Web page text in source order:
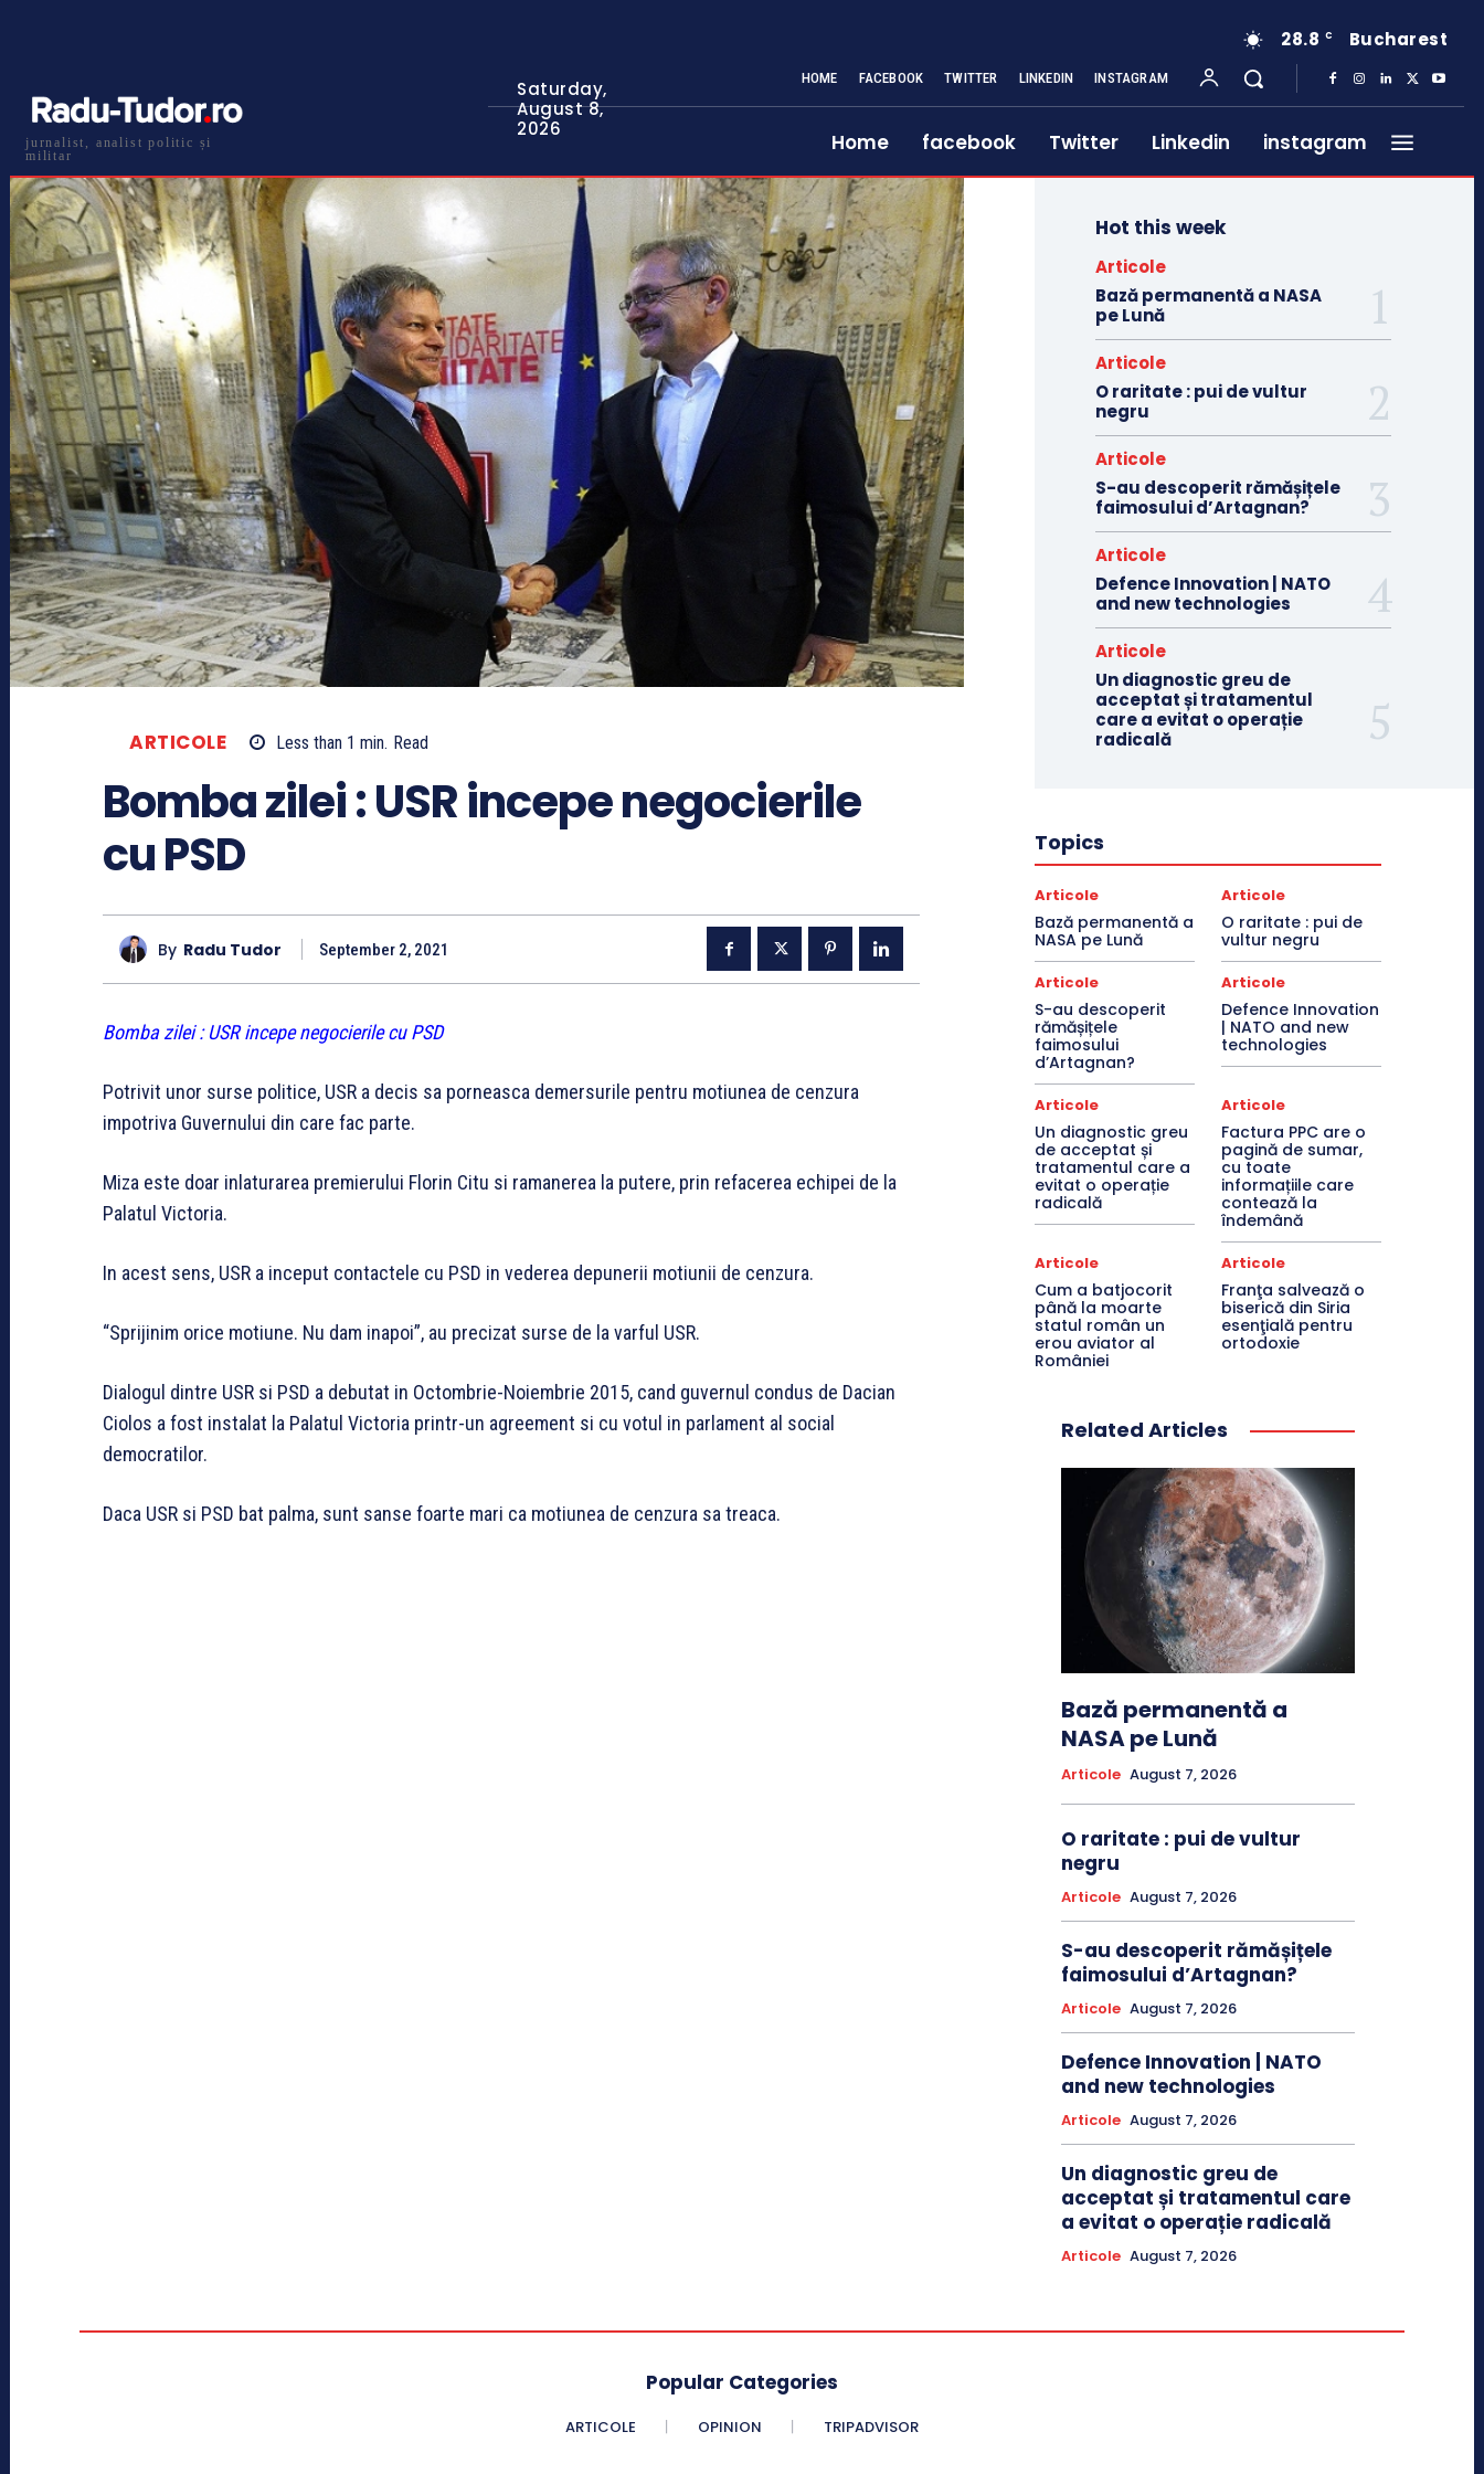
jurnalist, analist politic și
militar
Saturday,
August 8,
2026
28.8 C Bucharest
HOME FACEBOOK TWITTER LINKEDIN INSTAGRAM
Home facebook Twitter Linkedin instagram
ARTICOLE Less than 1 min. Read
Bomba zilei : USR incepe negocierile
cu PSD
By Radu Tudor September 2, 2021
Bomba zilei : USR incepe negocierile cu PSD
Potrivit unor surse politice, USR a decis sa porneasca demersurile pentru motiunea de cenzura
impotriva Guvernului din care fac parte.
Miza este doar inlaturarea premierului Florin Citu si ramanerea la putere, prin refacerea echipei de la
Palatul Victoria.
In acest sens, USR a inceput contactele cu PSD in vederea depunerii motiunii de cenzura.
“Sprijinim orice motiune. Nu dam inapoi”, au precizat surse de la varful USR.
Dialogul dintre USR si PSD a debutat in Octombrie-Noiembrie 2015, cand guvernul condus de Dacian
Ciolos a fost instalat la Palatul Victoria printr-un agreement si cu votul in parlament al social
democratilor.
Daca USR si PSD bat palma, sunt sanse foarte mari ca motiunea de cenzura sa treaca.
Hot this week
Articole
Bază permanentă a NASA
pe Lună
Articole
O raritate : pui de vultur
negru
Articole
S-au descoperit rămășițele
faimosului d’Artagnan?
Articole
Defence Innovation | NATO
and new technologies
Articole
Un diagnostic greu de
acceptat și tratamentul
care a evitat o operație
radicală
Topics
Articole
Bază permanentă a
NASA pe Lună
Articole
O raritate : pui de
vultur negru
Articole
S-au descoperit
rămășițele
faimosului
d’Artagnan?
Articole
Defence Innovation
| NATO and new
technologies
Articole
Un diagnostic greu
de acceptat și
tratamentul care a
evitat o operație
radicală
Articole
Factura PPC are o
pagină de sumar,
cu toate
informațiile care
contează la
îndemână
Articole
Cum a batjocorit
până la moarte
statul român un
erou aviator al
României
Articole
Franţa salvează o
biserică din Siria
esenţială pentru
ortodoxie
Related Articles
Bază permanentă a
NASA pe Lună
Articole August 7, 2026
O raritate : pui de vultur
negru
Articole August 7, 2026
S-au descoperit rămășițele
faimosului d’Artagnan?
Articole August 7, 2026
Defence Innovation | NATO
and new technologies
Articole August 7, 2026
Un diagnostic greu de
acceptat și tratamentul care
a evitat o operație radicală
Articole August 7, 2026
Popular Categories
ARTICOLE OPINION TRIPADVISOR